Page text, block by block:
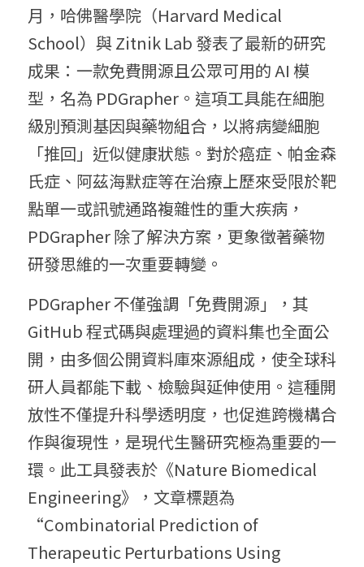
月，哈佛醫學院（Harvard Medical
School）與 Zitnik Lab 發表了最新的研究
成果：一款免費開源且公眾可用的 AI 模
型，名為 PDGrapher。這項工具能在細胞
級別預測基因與藥物組合，以將病變細胞
「推回」近似健康狀態。對於癌症、帕金森
氏症、阿茲海默症等在治療上歷來受限於靶
點單一或訊號通路複雜性的重大疾病，
PDGrapher 除了解決方案，更象徵著藥物
研發思維的一次重要轉變。
PDGrapher 不僅強調「免費開源」，其
GitHub 程式碼與處理過的資料集也全面公
開，由多個公開資料庫來源組成，使全球科
研人員都能下載、檢驗與延伸使用。這種開
放性不僅提升科學透明度，也促進跨機構合
作與復現性，是現代生醫研究極為重要的一
環。此工具發表於《Nature Biomedical
Engineering》，文章標題為
“Combinatorial Prediction of
Therapeutic Perturbations Using